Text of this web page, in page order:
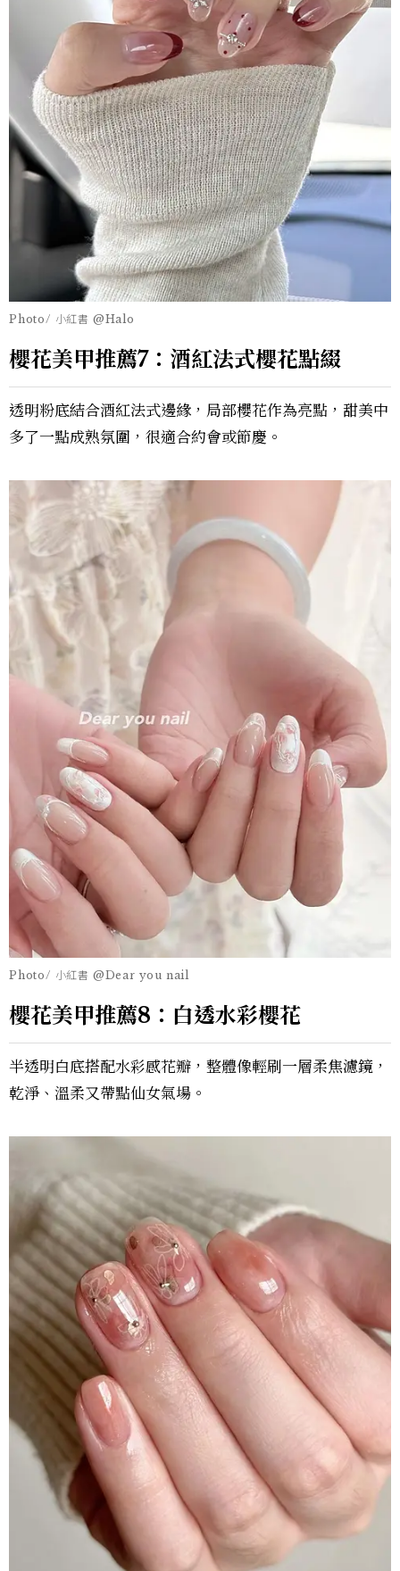
Photo/ 小紅書 @Halo
櫻花美甲推薦7：酒紅法式櫻花點綴
透明粉底結合酒紅法式邊緣，局部櫻花作為亮點，甜美中
多了一點成熟氛圍，很適合約會或節慶。
Photo/ 小紅書 @Dear you nail
櫻花美甲推薦8：白透水彩櫻花
半透明白底搭配水彩感花瓣，整體像輕刷一層柔焦濾鏡，
乾淨、溫柔又帶點仙女氣場。